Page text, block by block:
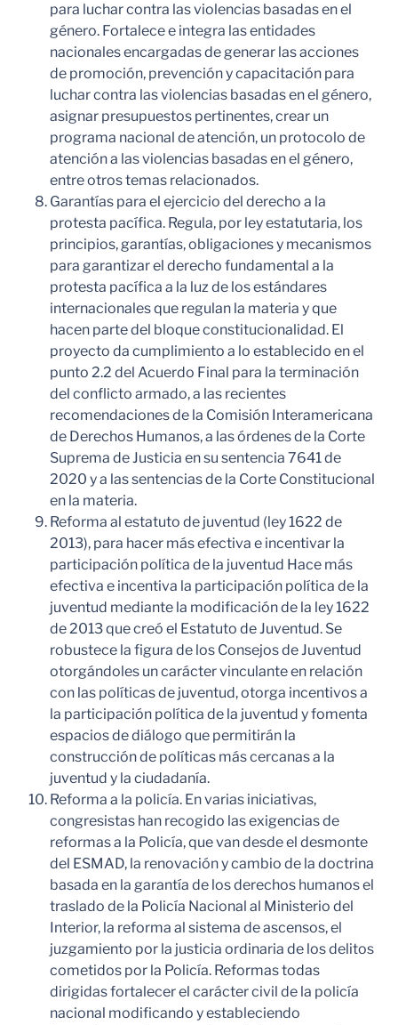
para luchar contra las violencias basadas en el
género. Fortalece e integra las entidades
nacionales encargadas de generar las acciones
de promoción, prevención y capacitación para
luchar contra las violencias basadas en el género,
asignar presupuestos pertinentes, crear un
programa nacional de atención, un protocolo de
atención a las violencias basadas en el género,
entre otros temas relacionados.
Garantías para el ejercicio del derecho a la
protesta pacífica. Regula, por ley estatutaria, los
principios, garantías, obligaciones y mecanismos
para garantizar el derecho fundamental a la
protesta pacífica a la luz de los estándares
internacionales que regulan la materia y que
hacen parte del bloque constitucionalidad. El
proyecto da cumplimiento a lo establecido en el
punto 2.2 del Acuerdo Final para la terminación
del conflicto armado, a las recientes
recomendaciones de la Comisión Interamericana
de Derechos Humanos, a las órdenes de la Corte
Suprema de Justicia en su sentencia 7641 de
2020 y a las sentencias de la Corte Constitucional
en la materia.
Reforma al estatuto de juventud (ley 1622 de
2013), para hacer más efectiva e incentivar la
participación política de la juventud Hace más
efectiva e incentiva la participación política de la
juventud mediante la modificación de la ley 1622
de 2013 que creó el Estatuto de Juventud. Se
robustece la figura de los Consejos de Juventud
otorgándoles un carácter vinculante en relación
con las políticas de juventud, otorga incentivos a
la participación política de la juventud y fomenta
espacios de diálogo que permitirán la
construcción de políticas más cercanas a la
juventud y la ciudadanía.
Reforma a la policía. En varias iniciativas,
congresistas han recogido las exigencias de
reformas a la Policía, que van desde el desmonte
del ESMAD, la renovación y cambio de la doctrina
basada en la garantía de los derechos humanos el
traslado de la Policía Nacional al Ministerio del
Interior, la reforma al sistema de ascensos, el
juzgamiento por la justicia ordinaria de los delitos
cometidos por la Policía. Reformas todas
dirigidas fortalecer el carácter civil de la policía
nacional modificando y estableciendo